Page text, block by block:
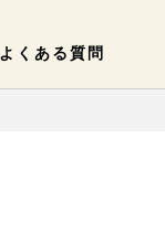
よくある質問